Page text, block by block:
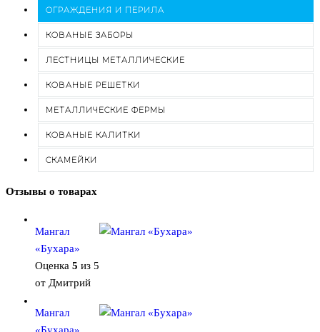
ОГРАЖДЕНИЯ И ПЕРИЛА
КОВАНЫЕ ЗАБОРЫ
ЛЕСТНИЦЫ МЕТАЛЛИЧЕСКИЕ
КОВАНЫЕ РЕШЕТКИ
МЕТАЛЛИЧЕСКИЕ ФЕРМЫ
КОВАНЫЕ КАЛИТКИ
СКАМЕЙКИ
Отзывы о товарах
Мангал
«Бухара»
Оценка 5 из 5
от Дмитрий
Мангал
«Бухара»